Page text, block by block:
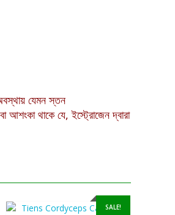
যেমন স্তন
আশংকা থাকে যে,ইস্ট্রোজেন দ্বারা
SALE!